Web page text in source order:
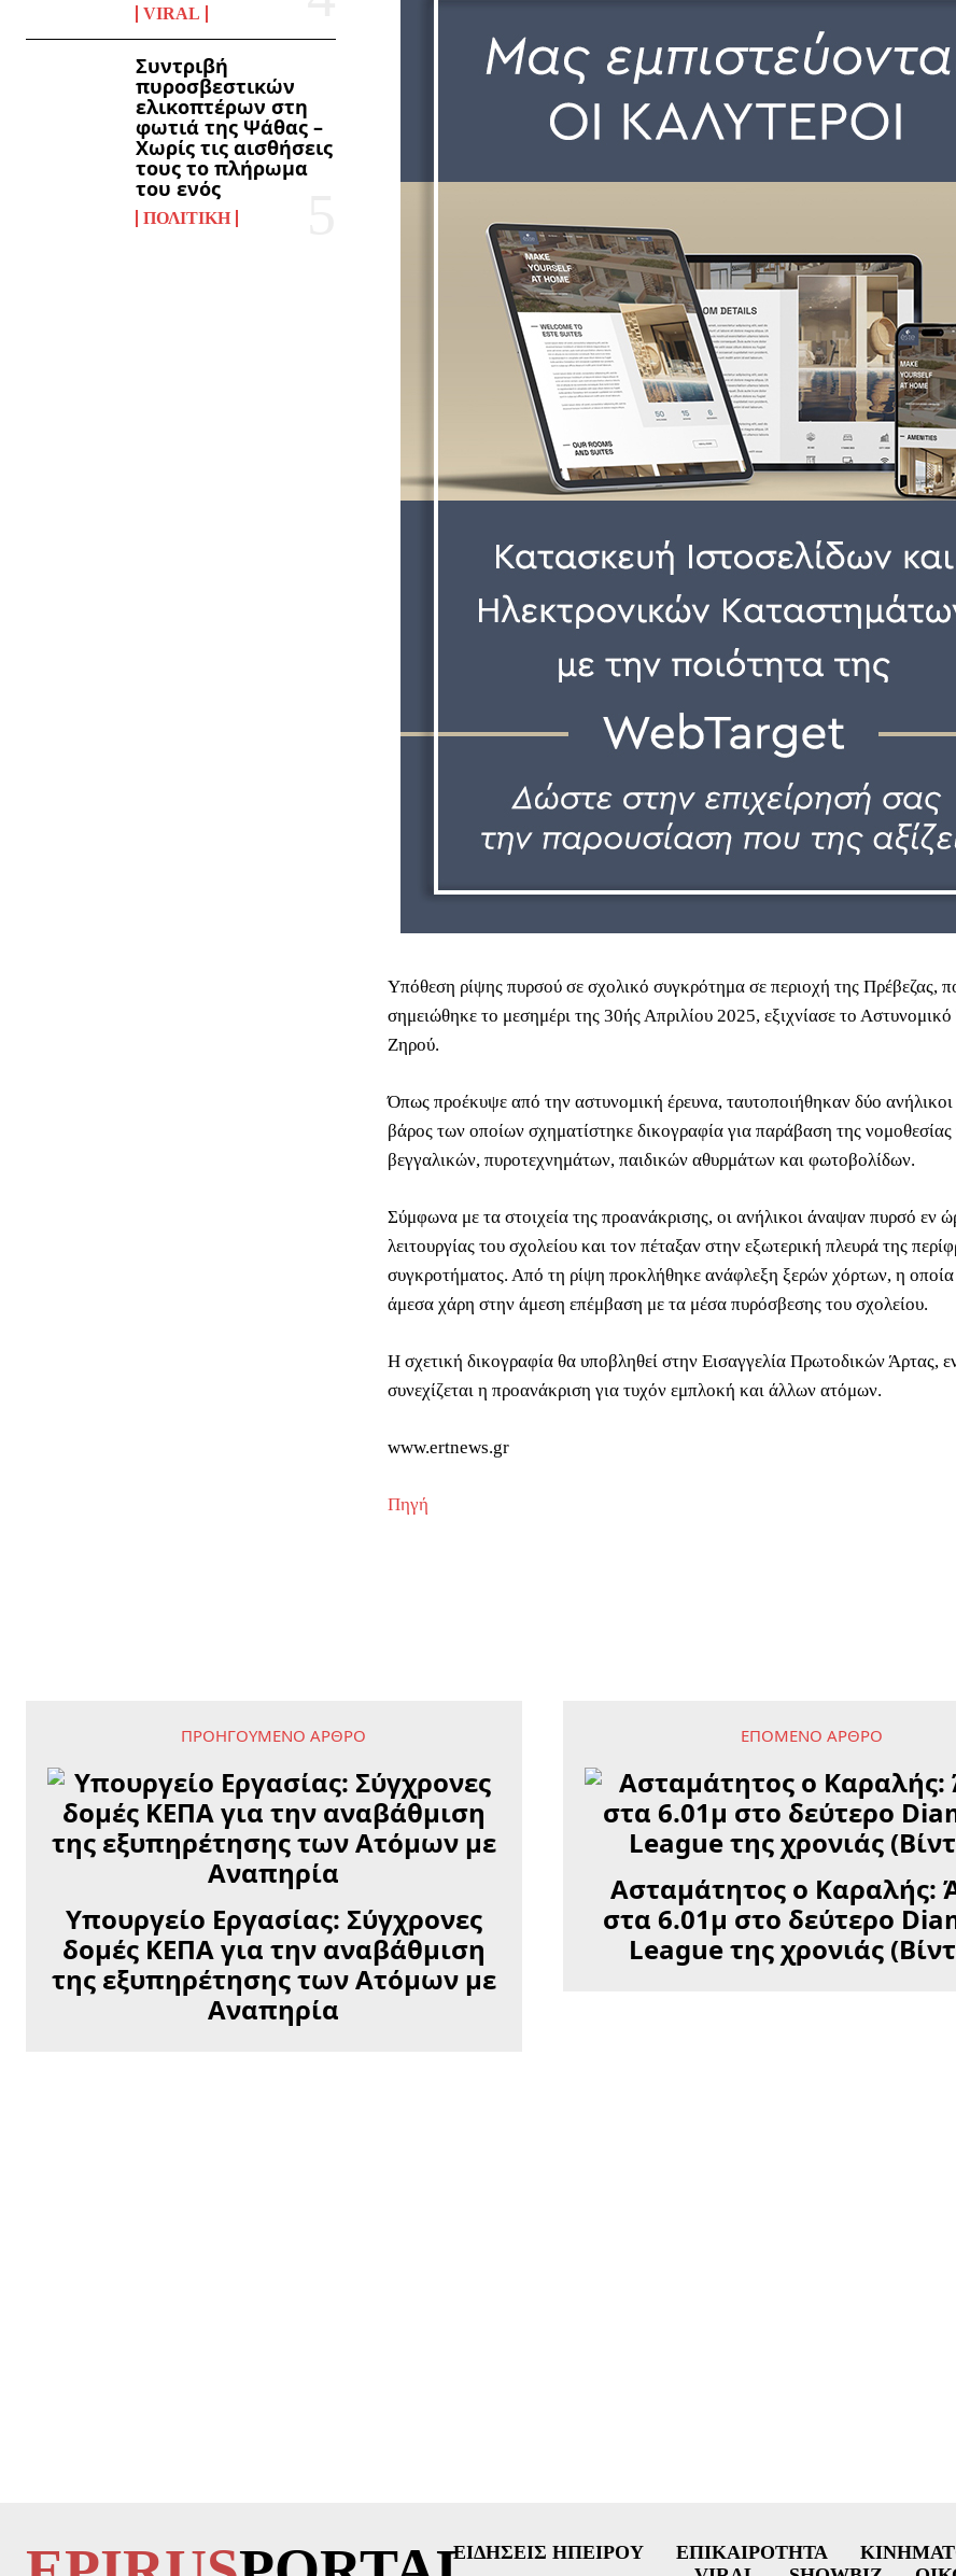
VIRAL
Συντριβή
πυροσβεστικών
ελικοπτέρων στη
φωτιά της Ψάθας –
Χωρίς τις αισθήσεις
τους το πλήρωμα
του ενός
ΠΟΛΙΤΙΚΉ
Υπόθεση ρίψης πυρσού σε σχολικό συγκρότημα σε περιοχή της Πρέβεζας,
σημειώθηκε το μεσημέρι της 30ής Απριλίου 2025, εξιχνίασε το
Ζηρού.
Όπως προέκυψε από την αστυνομική έρευνα, ταυτοποιήθηκαν δύο
βάρος των οποίων σχηματίστηκε δικογραφία για παράβαση της νομοθεσίας
βεγγαλικών, πυροτεχνημάτων, παιδικών αθυρμάτων και φωτοβολίδων.
Σύμφωνα με τα στοιχεία της προανάκρισης, οι ανήλικοι άναψαν πυρσό εν
λειτουργίας του σχολείου και τον πέταξαν στην εξωτερική πλευρά της
συγκροτήματος. Από τη ρίψη προκλήθηκε ανάφλεξη ξερών χόρτων, η οποία
άμεσα χάρη στην άμεση επέμβαση με τα μέσα πυρόσβεσης του σχολείου.
Η σχετική δικογραφία θα υποβληθεί στην Εισαγγελία Πρωτοδικών Άρτας,
συνεχίζεται η προανάκριση για τυχόν εμπλοκή και άλλων ατόμων.
www.ertnews.gr
Πηγή
ΠΡΟΗΓΟΎΜΕΝΟ ΆΡΘΡΟ
Υπουργείο Εργασίας: Σύγχρονες
δομές ΚΕΠΑ για την αναβάθμιση
της εξυπηρέτησης των Ατόμων με
Αναπηρία
ΕΠΌΜΕΝΟ ΆΡΘΡΟ
Ασταμάτητος ο Καραλής:
στα 6.01μ στο δεύτερο
League της χρονιάς
ΕΙΔΉΣΕΙΣ ΗΠΕΊΡΟΥ ΕΠΙΚΑΙΡΌΤΗΤΑ